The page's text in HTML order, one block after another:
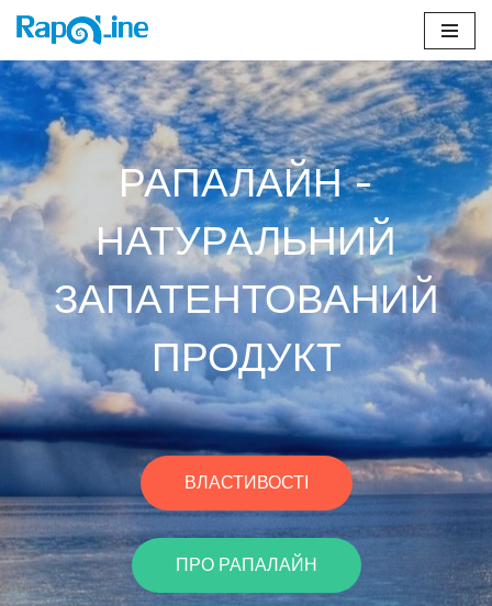
Перейти
к
содержимому
РАПАЛАЙН -
НАТУРАЛЬНИЙ
ЗАПАТЕНТОВАНИЙ
ПРОДУКТ
ВЛАСТИВОСТІ
ПРО РАПАЛАЙН